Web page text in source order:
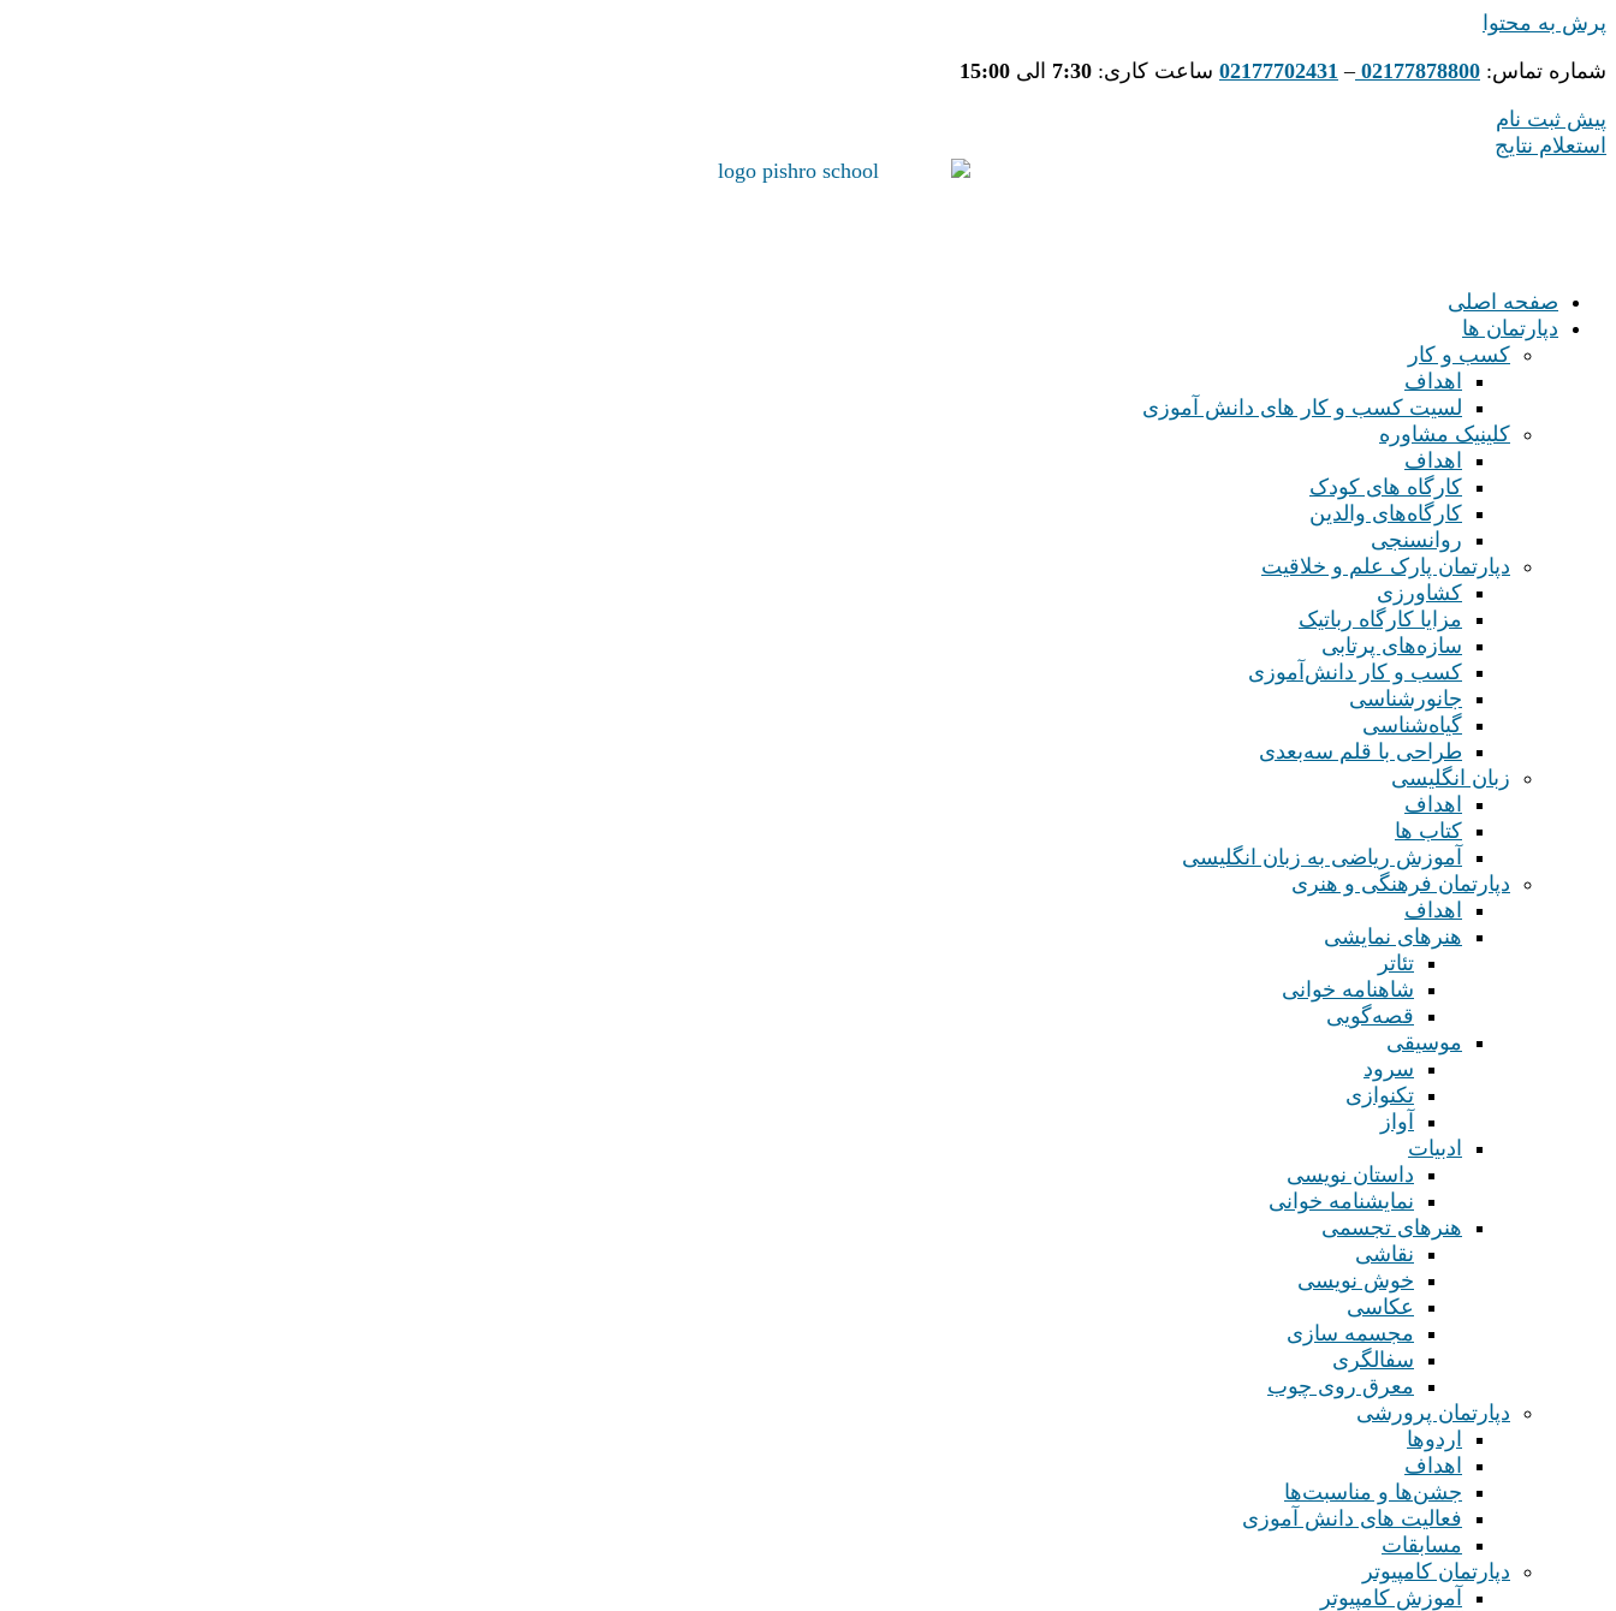
پرش به محتوا
شماره تماس: 02177878800
–
02177702431 ساعت کاری: 7:30 الی 15:00
پیش ثبت نام
استعلام نتایج
صفحه اصلی
دپارتمان ها
کسب و کار
اهداف
لسیت کسب و کار های دانش آموزی
کلینیک مشاوره
اهداف
کارگاه های کودک
کارگاه‌های والدین
روانسنجی
دپارتمان پارک علم و خلاقیت
کشاورزی
مزایا کارگاه رباتیک
سازه‌های پرتابی
کسب و کار دانش‌آموزی
جانورشناسی
گیاه‌شناسی
طراحی با قلم سه‌بعدی
زبان انگلیسی
اهداف
کتاب ها
آموزش ریاضی به زبان انگلیسی
دپارتمان فرهنگی و هنری
اهداف
هنرهای نمایشی
تئاتر
شاهنامه خوانی
قصه‌گویی
موسیقی
سرود
تکنوازی
آواز
ادبیات
داستان نویسی
نمایشنامه خوانی
هنرهای تجسمی
نقاشی
خوش نویسی
عکاسی
مجسمه سازی
سفالگری
معرق روی چوب
دپارتمان پرورشی
اردوها
اهداف
جشن‌ها و مناسبت‌ها
فعالیت های دانش آموزی
مسابقات
دپارتمان کامپیوتر
آموزش کامپیوتر